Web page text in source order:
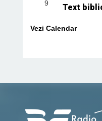
9
Text
Vezi Calendar